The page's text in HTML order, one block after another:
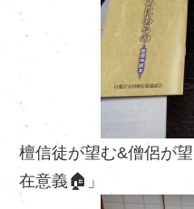
檀信徒が望む&僧侶が
在意義🏠」